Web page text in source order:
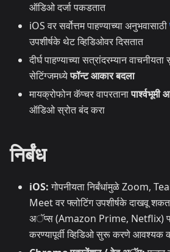
ऑडिओ दर्जा पकडतात
iOS वर सर्वोत्तम पाहण्याच्या अनुभवासाठी
उपशीर्षके थेट व्हिडिओवर दिसतात
दीर्घ पाहण्याच्या सत्रांदरम्यान
सेटिंग्जमध्येफॉन्ट आकार बदला
मायक्रोफोन कॅप्चर वापरतानापार्श्वभूमी
ऑडिओ स्रोत बंद करा
निर्बंध
iOS:गोपनीयता निर्बंधांमुळे Zoom,
Meet वर फ्लोटिंग उपशीर्षके दाखवू शकत
अॅप्स (Amazon Prime, Netflix)
करण्यापूर्वी व्हिडिओ सुरू करणे आवश्यक